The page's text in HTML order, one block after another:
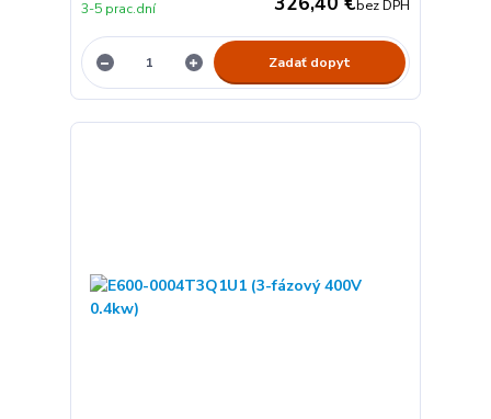
bez DPH
3-5 prac.dní
Zadať dopyt